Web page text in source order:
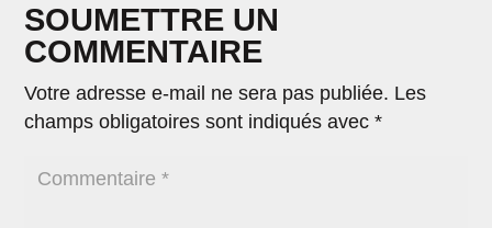
SOUMETTRE UN
COMMENTAIRE
Votre adresse e-mail ne sera pas publiée. Les
champs obligatoires sont indiqués avec*